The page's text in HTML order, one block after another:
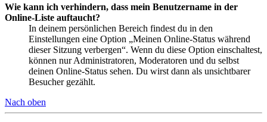
Wie kann ich verhindern, dass mein Benutzername in der
Online-Liste auftaucht?
In deinem persönlichen Bereich findest du in den
Einstellungen eine Option „Meinen Online-Status während
dieser Sitzung verbergen“. Wenn du diese Option einschaltest,
können nur Administratoren, Moderatoren und du selbst
deinen Online-Status sehen. Du wirst dann als unsichtbarer
Besucher gezählt.
Nach oben